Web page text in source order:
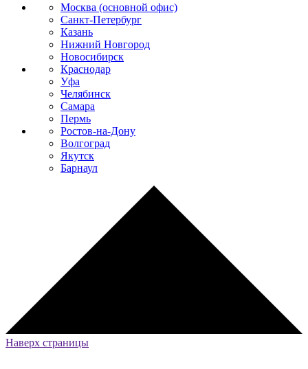
Москва (основной офис)
Санкт-Петербург
Казань
Нижний Новгород
Новосибирск
Краснодар
Уфа
Челябинск
Самара
Пермь
Ростов-на-Дону
Волгоград
Якутск
Барнаул
Наверх страницы